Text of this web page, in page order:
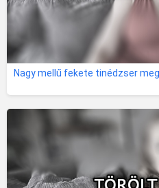
Nagy mellű fekete tinédzser